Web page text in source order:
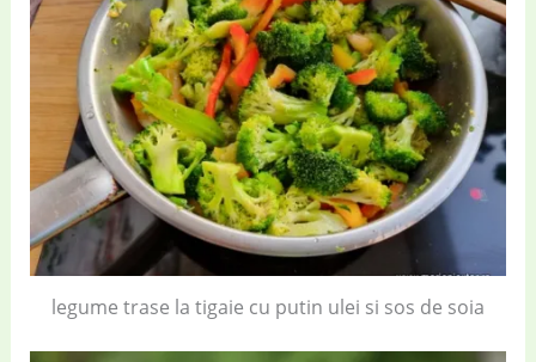
legume trase la tigaie cu putin ulei si sos de soia